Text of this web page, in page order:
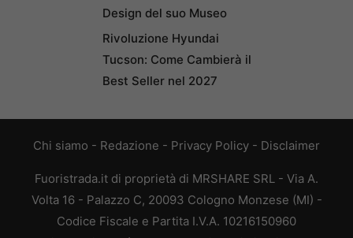
Design del suo Museo
Rivoluzione Hyundai
Tucson: Come Cambierà il
Best Seller nel 2027
Chi siamo - Redazione - Privacy Policy - Disclaimer
Fuoristrada.it di proprietà di MRSHARE SRL - Via A.
Volta 16 - Palazzo C, 20093 Cologno Monzese (MI) -
Codice Fiscale e Partita I.V.A. 10216150960